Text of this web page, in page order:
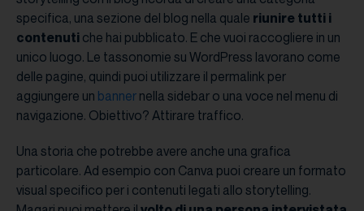
specifica, una sezione del blog nella quale riunire tutti i
contenuti che hai pubblicato. E che vuoi raccogliere in un
unico luogo. Le tassonomie su WordPress lavorano come
delle pagine, quindi puoi utilizzare il permalink per
aggiungere un banner nella sidebar o una voce nel menu di
navigazione. Obiettivo? Attirare traffico.
Una storia che potrebbe avere anche una grafica
particolare. Ad esempio con Canva puoi creare un formato
visual specifico per i contenuti legati allo storytelling.